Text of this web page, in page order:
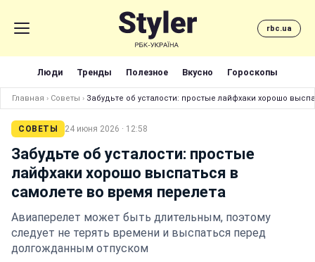
rbc.ua
Люди Тренды Полезное Вкусно Гороскопы
Главная › Советы › Забудьте об усталости: простые лайфхаки хорошо
СОВЕТЫ 24 июня 2026 · 12:58
Забудьте об усталости: простые
лайфхаки хорошо выспаться в
самолете во время перелета
Авиаперелет может быть длительным, поэтому
следует не терять времени и выспаться перед
долгожданным отпуском